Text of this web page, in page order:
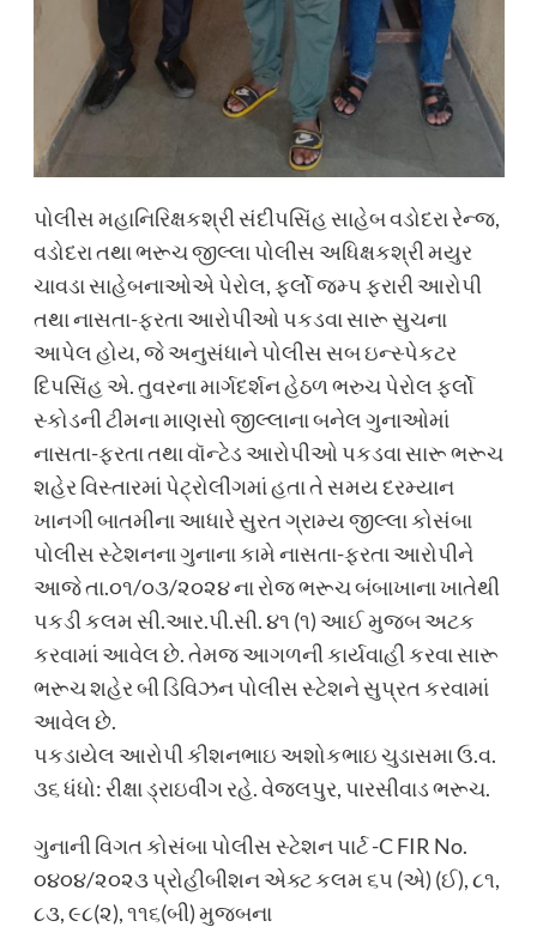
પોલીસ મહાનિરિક્ષકશ્રી સંદીપસિંહ સાહેબ વડોદરા રેન્જ,
વડોદરા તથા ભરૂચ જીલ્લા પોલીસ અધિક્ષકશ્રી મયુર
ચાવડા સાહેબનાઓએ પેરોલ, ફર્લો જમ્પ ફરારી આરોપી
તથા નાસતા-ફરતા આરોપીઓ પકડવા સારૂ સુચના
આપેલ હોય, જે અનુસંધાને પોલીસ સબ ઇન્સ્પેકટર
દિપસિંહ એ. તુવરના માર્ગદર્શન હેઠળ ભરુચ પેરોલ ફર્લો
સ્કોડની ટીમના માણસો જીલ્લાના બનેલ ગુનાઓમાં
નાસતા-ફરતા તથા વૉન્ટેડ આરોપીઓ પકડવા સારૂ ભરૂચ
શહેર વિસ્તારમાં પેટ્રોલીંગમાં હતા તે સમય દરમ્યાન
ખાનગી બાતમીના આધારે સુરત ગ્રામ્ય જીલ્લા કોસંબા
પોલીસ સ્ટેશનના ગુનાના કામે નાસતા-ફરતા આરોપીને
આજે તા.૦૧/૦૩/૨૦૨૪ ના રોજ ભરૂચ બંબાખાના ખાતેથી
પકડી કલમ સી.આર.પી.સી. ૪૧ (૧) આઈ મુજબ અટક
કરવામાં આવેલ છે. તેમજ આગળની કાર્યવાહી કરવા સારૂ
ભરૂચ શહેર બી ડિવિઝન પોલીસ સ્ટેશને સુપ્રત કરવામાં
આવેલ છે.
પકડાયેલ આરોપી કીશનભાઇ અશોકભાઇ ચુડાસમા ઉ.વ.
૩૬ ધંધો: રીક્ષા ડ્રાઇવીંગ રહે. વેજલપુર, પારસીવાડ ભરૂચ.
ગુનાની વિગત કોસંબા પોલીસ સ્ટેશન પાર્ટ -C FIR No.
૦૪૦૪/૨૦૨૩ પ્રોહીબીશન એક્ટ કલમ ૬૫ (એ) (ઈ), ૮૧,
૮૩, ૯૮(૨), ૧૧૬(બી) મુજબના